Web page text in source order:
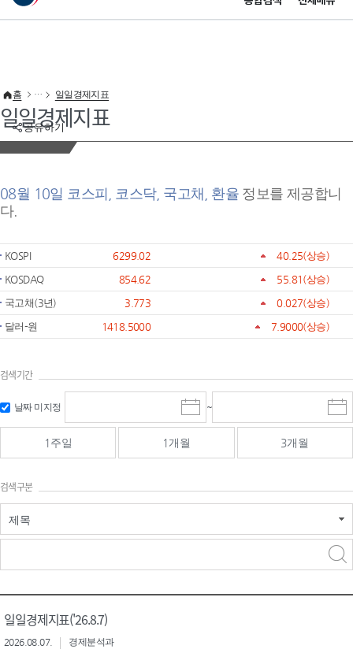
이 누리집은 대한민국 공식 전자정부 누리집입니다.
공유하기
홈 일일경제지표
일일경제지표
08월 10일 코스피, 코스닥, 국고채, 환율 정보를 제공합니
다.
KOSPI 6299.02 40.25(상승)
KOSDAQ
854.62 55.81 (상승)
국고채(3년)
3.773 0.027(상승)
달러-원
1418.5000 7.9000(상승)
검색기간
날짜 미지정
시
작
일
선
~
종
료
선
1주일 1개월 3개월
검색구분
제목
일일경제지표('26.8.7)
2026.08.07. 경제분석과